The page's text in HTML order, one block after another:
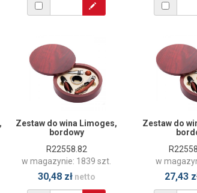
Zestaw do wina Limoges,
bordowy
R22558.82
w magazynie: 1839 szt.
30,48 złnetto
Zestaw do
w
27,43